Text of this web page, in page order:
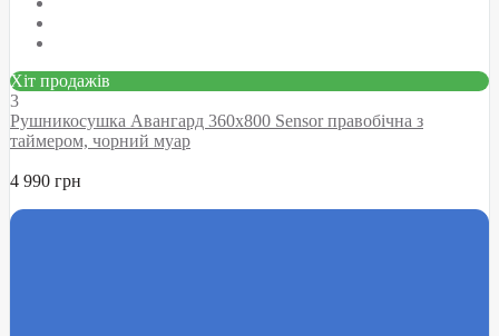
Хіт продажів
3
Рушникосушка Авангард 360х800 Sensor правобічна з
таймером, чорний муар
4 990 грн